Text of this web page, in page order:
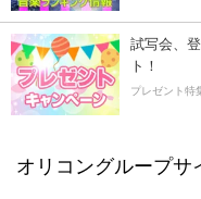
試写会、
ト！
プレゼント特
オリコングループサ